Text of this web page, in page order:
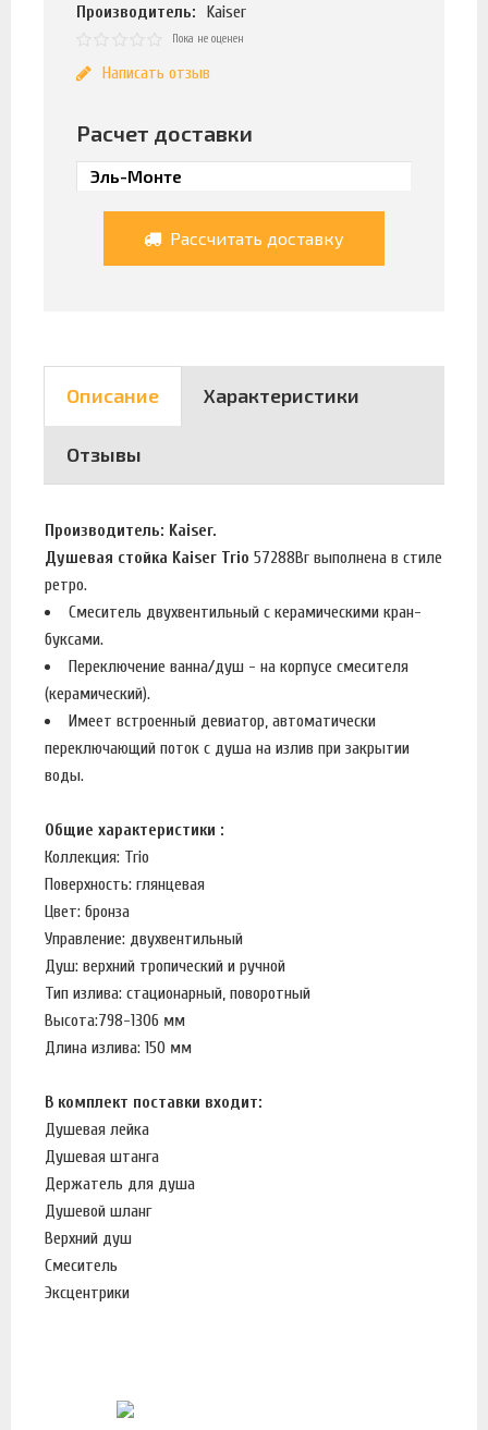
Производитель:
Kaiser
Пока не оценен
Написать отзыв
Расчет доставки
Рассчитать доставку
Описание Характеристики
Отзывы
Производитель: Kaiser.
Душевая стойка Kaiser Trio 57288Br выполнена в стиле
ретро.
Смеситель двухвентильный с керамическими кран-
буксами.
Переключение ванна/душ - на корпусе смесителя
(керамический).
Имеет встроенный девиатор, автоматически
переключающий поток с душа на излив при закрытии
воды.
Общие характеристики :
Коллекция: Trio
Поверхность: глянцевая
Цвет: бронза
Управление: двухвентильный
Душ: верхний тропический и ручной
Тип излива: стационарный, поворотный
Высота:798-1306 мм
Длина излива: 150 мм
В комплект поставки входит:
Душевая лейка
Душевая штанга
Держатель для душа
Душевой шланг
Верхний душ
Смеситель
Эксцентрики